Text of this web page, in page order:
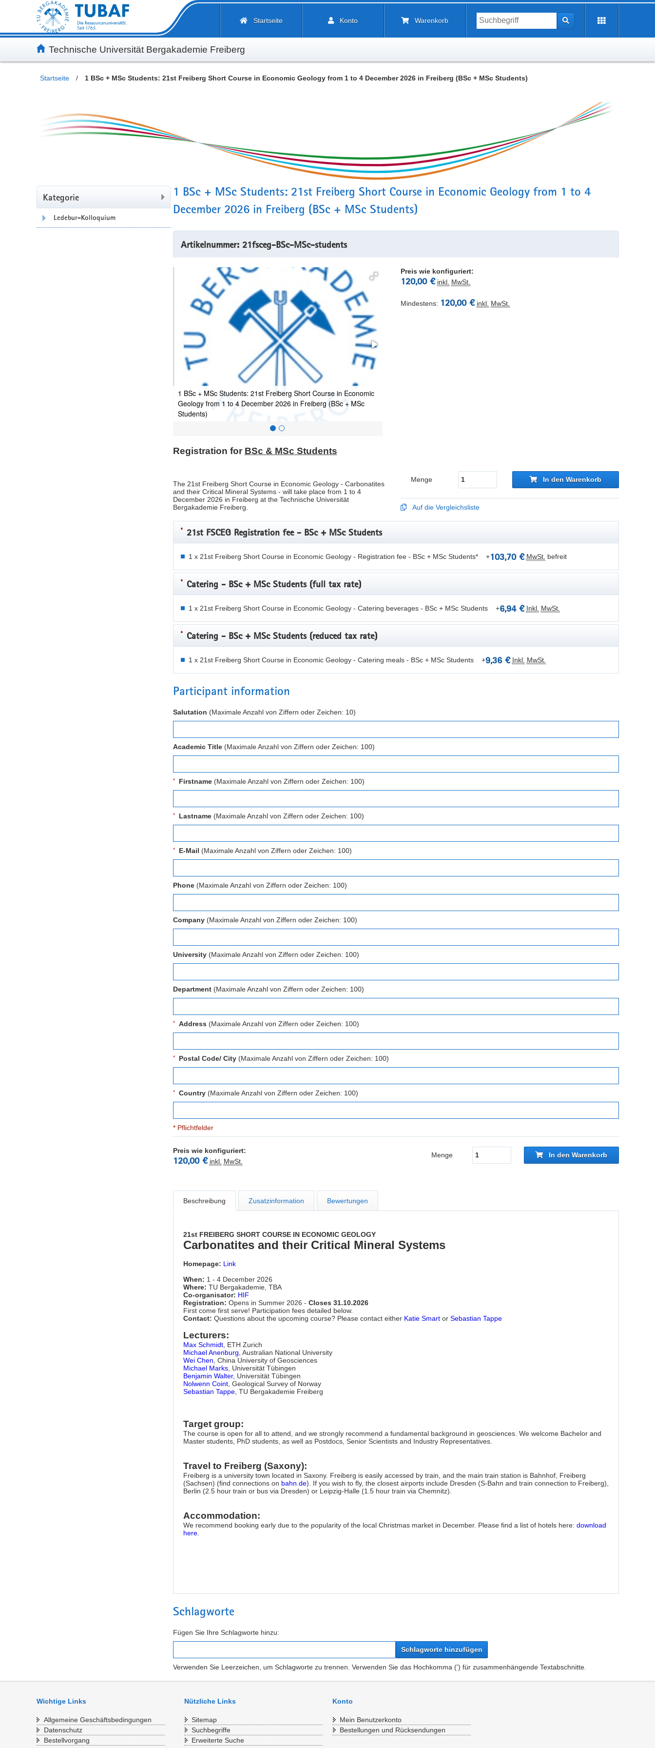
Inhalt
Kundenmenü
Suche
Servicemenü
Startseite Konto Warenkorb
Technische Universität Bergakademie Freiberg
Startseite / 1 BSc + MSc Students: 21st Freiberg Short Course in Economic Geology from 1 to 4 December 2026 in Freiberg (BSc + MSc Students)
Kategorie
Ledebur-Kolloquium
1 BSc + MSc Students: 21st Freiberg Short Course in Economic Geology from 1 to 4
December 2026 in Freiberg (BSc + MSc Students)
Artikelnummer: 21fsceg-BSc-MSc-students
1 BSc + MSc Students: 21st Freiberg Short Course in Economic
Geology from 1 to 4 December 2026 in Freiberg (BSc + MSc
Students)
Registration for BSc & MSc Students
The 21st Freiberg Short Course in Economic Geology - Carbonatites
and their Critical Mineral Systems - will take place from 1 to 4
December 2026 in Freiberg at the Technische Universität
Bergakademie Freiberg.
Preis wie konfiguriert:
120,00 € inkl. MwSt.
Mindestens: 120,00 € inkl. MwSt.
Menge 1 In den Warenkorb
Auf die Vergleichsliste
21st FSCEG Registration fee - BSc + MSc Students
1 x 21st Freiberg Short Course in Economic Geology - Registration fee - BSc + MSc Students* +103,70 € MwSt. befreit
Catering - BSc + MSc Students (full tax rate)
1 x 21st Freiberg Short Course in Economic Geology - Catering beverages - BSc + MSc Students +6,94 € Inkl. MwSt.
Catering - BSc + MSc Students (reduced tax rate)
1 x 21st Freiberg Short Course in Economic Geology - Catering meals - BSc + MSc Students +9,36 € Inkl. MwSt.
Participant information
Salutation (Maximale Anzahl von Ziffern oder Zeichen: 10)
Academic Title(Maximale Anzahl von Ziffern oder Zeichen: 100)
Firstname(Maximale Anzahl von Ziffern oder Zeichen: 100)
Lastname(Maximale Anzahl von Ziffern oder Zeichen: 100)
E-Mail (Maximale Anzahl von Ziffern oder Zeichen: 100)
Phone(Maximale Anzahl von Ziffern oder Zeichen: 100)
Company(Maximale Anzahl von Ziffern oder Zeichen: 100)
University(Maximale Anzahl von Ziffern oder Zeichen: 100)
Department(Maximale Anzahl von Ziffern oder Zeichen: 100)
Address (Maximale Anzahl von Ziffern oder Zeichen: 100)
Postal Code/ City(Maximale Anzahl von Ziffern oder Zeichen: 100)
Country(Maximale Anzahl von Ziffern oder Zeichen: 100)
* Pflichtfelder
Preis wie konfiguriert:
120,00 € inkl. MwSt.
Menge 1 In den Warenkorb
Beschreibung Zusatzinformation Bewertungen
21st FREIBERG SHORT COURSE IN ECONOMIC GEOLOGY
Carbonatites and their Critical Mineral Systems
Homepage: Link
When: 1 - 4 December 2026
Where: TU Bergakademie, TBA
Co-organisator: HIF
Registration: Opens in Summer 2026 - Closes 31.10.2026
First come first serve! Participation fees detailed below.
Contact: Questions about the upcoming course? Please contact either Katie Smartor Sebastian Tappe
Lecturers:
Max Schmidt, ETH Zurich
Michael Anenburg , Australian National University
Wei Chen , China University of Geosciences
Michael Marks, Universität Tübingen
Benjamin Walter, Universität Tübingen
Nolwenn Coint, Geological Survey of Norway
Sebastian Tappe, TU Bergakademie Freiberg
Target group:
The course is open for all to attend, and we strongly recommend a fundamental background in geosciences. We welcome Bachelor and
Master students, PhD students, as well as Postdocs, Senior Scientists and Industry Representatives.
Travel to Freiberg (Saxony):
Freiberg is a university town located in Saxony. Freiberg is easily accessed by train, and the main train station is Bahnhof, Freiberg
(Sachsen) (find connections on bahn.de). If you wish to fly, the closest airports include Dresden (S-Bahn and train connection to Freiberg),
Berlin (2.5 hour train or bus via Dresden) or Leipzig-Halle (1.5 hour train via Chemnitz).
Accommodation:
We recommend booking early due to the popularity of the local Christmas market in December. Please find a list of hotels here: download
here.
Schlagworte
Fügen Sie Ihre Schlagworte hinzu:
Schlagworte hinzufügen
Verwenden Sie Leerzeichen, um Schlagworte zu trennen. Verwenden Sie das Hochkomma (') für zusammenhängende Textabschnitte.
Wichtige Links
Allgemeine Geschäftsbedingungen
Datenschutz
Bestellvorgang
Nützliche Links
Sitemap
Suchbegriffe
Erweiterte Suche
Konto
Mein Benutzerkonto
Bestellungen und Rücksendungen